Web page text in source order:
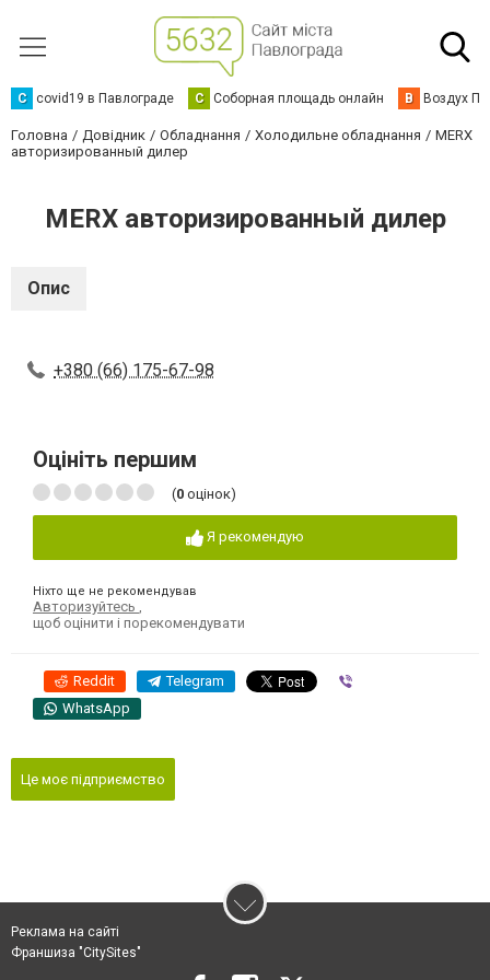
C covid19 в Павлограде С Соборная площадь онлайн В Воздух
Головна Довідник Обладнання Холодильне обладнання
MERX
авторизированный дилер
MERX авторизированный дилер
Опис
+380 (66) 175-67-98
Оцініть першим
(0 оцінок)
Я рекомендую
Ніхто ще не рекомендував
Авторизуйтесь
щоб оцінити і порекомендувати
Reddit Telegram
WhatsApp
Це моє підприємство
Реклама на сайті
Франшиза "CitySites"